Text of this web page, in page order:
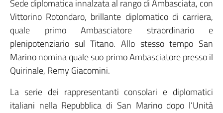
Sede diplomatica innalzata al rango di Ambasciata, con
Vittorino Rotondaro, brillante diplomatico di carriera,
quale primo Ambasciatore straordinario e
plenipotenziario sul Titano. Allo stesso tempo San
Marino nomina quale suo primo Ambasciatore presso il
Quirinale, Remy Giacomini.
La serie dei rappresentanti consolari e diplomatici
italiani nella Repubblica di San Marino dopo l’Unità